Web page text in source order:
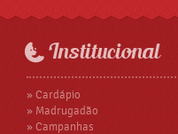
Institucional
» Cardápio
» Madrugadão
» Campanhas